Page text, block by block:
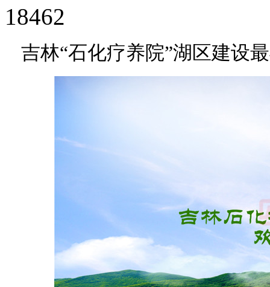
18462
吉林“石化疗养院”湖区建设